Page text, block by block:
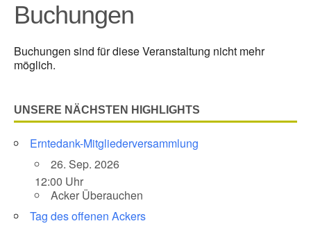
Buchungen
Buchungen sind für diese Veranstaltung nicht mehr
möglich.
UNSERE NÄCHSTEN HIGHLIGHTS
Erntedank-Mitgliederversammlung
26. Sep. 2026
12:00 Uhr
Acker Überauchen
Tag des offenen Ackers